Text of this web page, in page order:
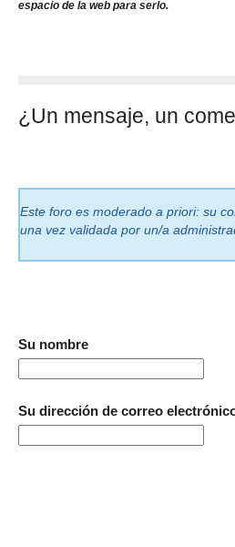
espacio de la web para serlo.
¿Un mensaje, un
Este foro es moderado a priori: su
una vez validada por un/a
Su nombre
Su dirección de correo